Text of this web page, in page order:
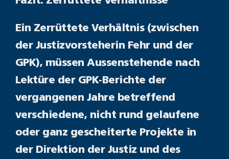
Ein Zerrüttete Verhältnis (zwischen
der Justizvorsteherin Fehr und der
GPK), müssen Aussenstehende nach
Lektüre der GPK-Berichte der
vergangenen Jahre betreffend
verschiedene, nicht rund gelaufene
oder ganz gescheiterte Projekte in
der Direktion der Justiz und des